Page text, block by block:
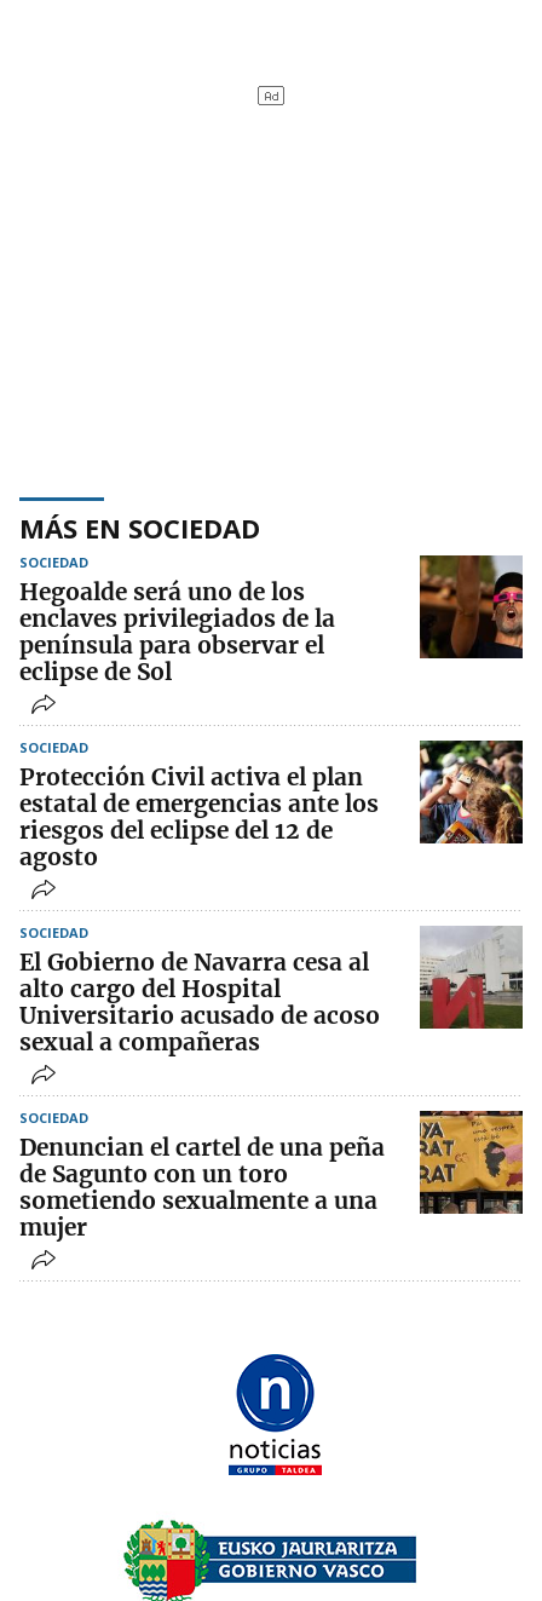
MÁS EN SOCIEDAD
SOCIEDAD
Hegoalde será uno de los
enclaves privilegiados de la
península para observar el
eclipse de Sol
SOCIEDAD
Protección Civil activa el plan
estatal de emergencias ante los
riesgos del eclipse del 12 de
agosto
SOCIEDAD
El Gobierno de Navarra cesa al
alto cargo del Hospital
Universitario acusado de acoso
sexual a compañeras
SOCIEDAD
Denuncian el cartel de una peña
de Sagunto con un toro
sometiendo sexualmente a una
mujer